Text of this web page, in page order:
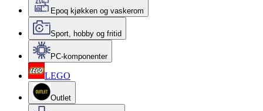
Epoq kjøkken og vaskerom
Sport, hobby og fritid
PC-komponenter
LEGO
Outlet